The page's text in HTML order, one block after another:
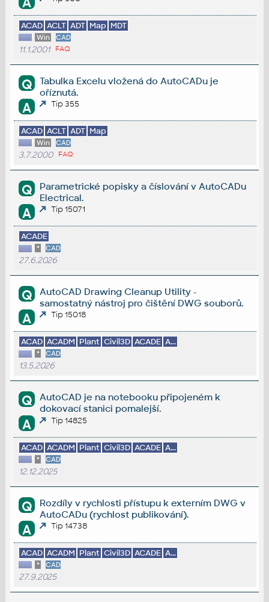
ACAD ACLT ADT Map MDT
Win CAD
11.1.2001 FAQ
Q
Tabulka Excelu vložená do AutoCADu je
oříznutá.
A Tip 355
ACAD ACLT ADT Map
Win CAD
3.7.2000 FAQ
Q
Parametrické popisky a číslování v AutoCADu
Electrical.
A Tip 15071
ACADE
* CAD
27.6.2026
Q
AutoCAD Drawing Cleanup Utility -
samostatný nástroj pro čištění DWG souborů.
A Tip 15018
ACAD ACADM Plant Civil3D ACADE A...
* CAD
13.5.2026
Q
AutoCAD je na notebooku připojeném k
dokovací stanici pomalejší.
A Tip 14825
ACAD ACADM Plant Civil3D ACADE A...
* CAD
12.12.2025
Q
Rozdíly v rychlosti přístupu k externím DWG v
AutoCADu (rychlost publikování).
A Tip 14738
ACAD ACADM Plant Civil3D ACADE A...
* CAD
27.9.2025